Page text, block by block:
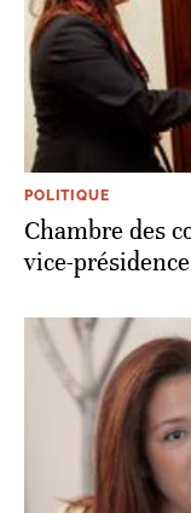
POLITIQUE
Chambre des
vice-présidence